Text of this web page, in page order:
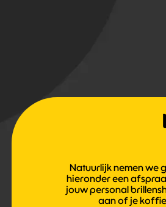
Natuurlijk nemen we
hieronder een
jouw personal
aan of je